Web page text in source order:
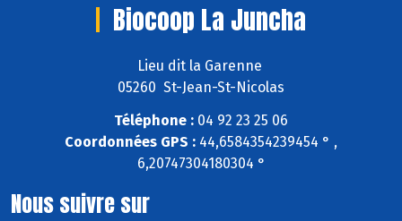
Biocoop La Juncha
Lieu dit la Garenne
05260 St-Jean-St-Nicolas
Téléphone : 04 92 23 25 06
Coordonnées GPS : 44,6584354239454 ° ,
6,20747304180304 °
Nous suivre sur